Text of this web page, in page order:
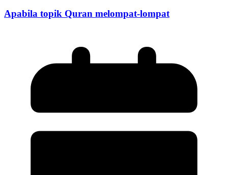
Apabila topik Quran melompat-lompat